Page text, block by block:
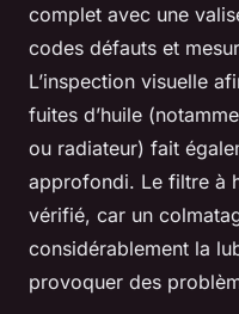
complet avec une
codes défauts et
L’inspection visuelle
fuites d’huile
ou radiateur) fait
approfondi. Le filtre à
vérifié, car un
considérablement la
provoquer des